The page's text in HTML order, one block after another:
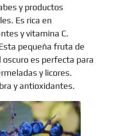
y productos
Es rica en
y vitamina C.
pequeña fruta de
oscuro es perfecta para
y licores.
y antioxidantes.